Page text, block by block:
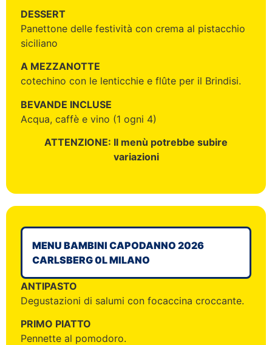
DESSERT
Panettone delle festività con crema al pistacchio
siciliano
A MEZZANOTTE
cotechino con le lenticchie e flûte per il Brindisi.
BEVANDE INCLUSE
Acqua, caffè e vino (1 ogni 4)
ATTENZIONE: Il menù potrebbe subire
variazioni
MENU BAMBINI CAPODANNO 2026
CARLSBERG 0L MILANO
ANTIPASTO
Degustazioni di salumi con focaccina croccante.
PRIMO PIATTO
Pennette al pomodoro.